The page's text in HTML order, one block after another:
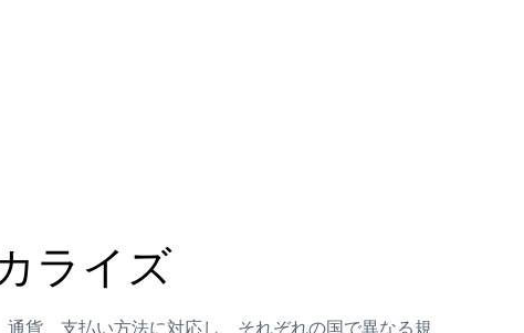
ライズ
通貨、支払い方法に対応し、それぞれの国で異なる規